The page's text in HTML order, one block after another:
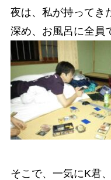
夜は、私が持ってき
深め、お風呂に全員
そこで、一気にK君